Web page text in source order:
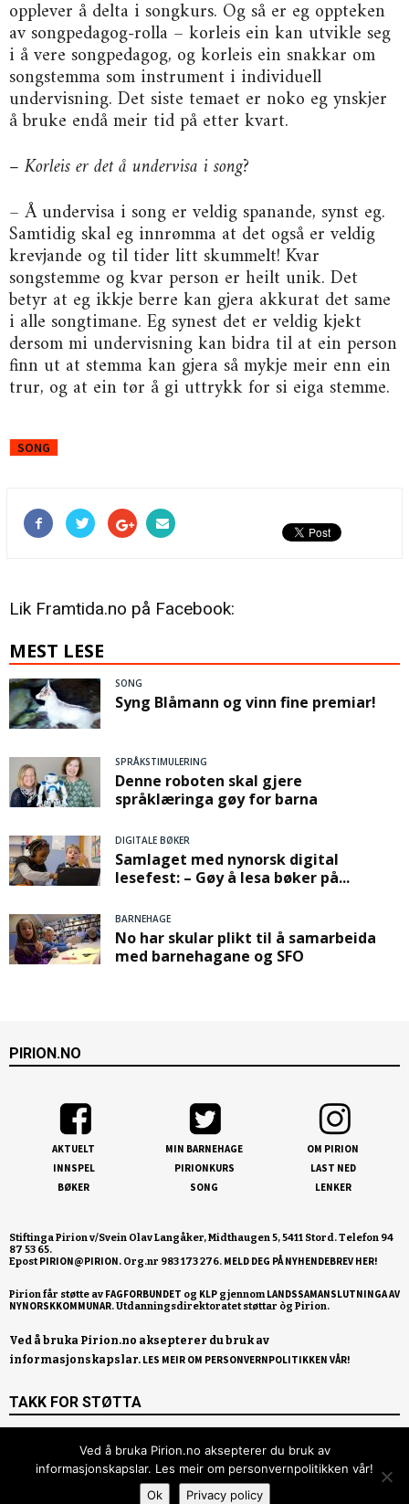
opplever å delta i songkurs. Og så er eg oppteken
av songpedagog-rolla – korleis ein kan utvikle seg
i å vere songpedagog, og korleis ein snakkar om
songstemma som instrument i individuell
undervisning. Det siste temaet er noko eg ynskjer
å bruke endå meir tid på etter kvart.
– Korleis er det å undervisa i song?
– Å undervisa i song er veldig spanande, synst eg.
Samtidig skal eg innrømma at det også er veldig
krevjande og til tider litt skummelt! Kvar
songstemme og kvar person er heilt unik. Det
betyr at eg ikkje berre kan gjera akkurat det same
i alle songtimane. Eg synest det er veldig kjekt
dersom mi undervisning kan bidra til at ein person
finn ut at stemma kan gjera så mykje meir enn ein
trur, og at ein tør å gi uttrykk for si eiga stemme.
SONG
Lik Framtida.no på Facebook:
MEST LESE
SONG
Syng Blåmann og vinn fine premiar!
SPRÅKSTIMULERING
Denne roboten skal gjere
språklæringa gøy for barna
DIGITALE BØKER
Samlaget med nynorsk digital
lesefest: – Gøy å lesa bøker på...
BARNEHAGE
No har skular plikt til å samarbeida
med barnehagane og SFO
PIRION.NO
AKTUELT
INNSPEL
BØKER
MIN BARNEHAGE
PIRIONKURS
SONG
OM PIRION
LAST NED
LENKER
Stiftinga Pirion v/Svein Olav Langåker, Midthaugen 5, 5411 Stord. Telefon 94
87 53 65.
EpostPIRION@PIRION. Org.nr 983 173 276. MELD DEG PÅ NYHENDEBREV HER!
Pirion får støtte av FAGFORBUNDET og KLP gjennomLANDSSAMANSLUTNINGA AV
NYNORSKKOMMUNAR
Ved å bruka Pirion.no aksepterer du bruk av
informasjonskapslar. LES MEIR OM PERSONVERNPOLITIKKEN VÅR!
TAKK FOR STØTTA
Ved å bruka Pirion.no aksepterer du bruk av
informasjonskapslar. Les meir om personvernpolitikken vår!
Ok
Privacy policy